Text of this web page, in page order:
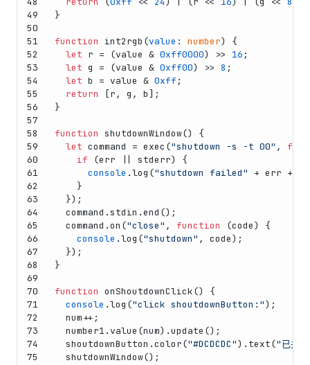
49
50
51
52
53
54
55
56
57
58
59
60
61
62
63
64
65
66
67
68
69
70
71
72
73
74
75
}
function int2rgb (value : number) {
let r = (value & 0xff0000) >> 16 ;
let g = (value & 0xff00) >> 8 ;
let b = value & 0xff ;
return
[r, g, b];
}
function shutdownWindow() {
let command = exec ("shutdown -s -t 00" ,
if (err || stderr) {
console .log ("shutdown failed"
+ err +
    }
  });
  command.
stdin .end ();
  command.
on ("close" , function (code) {
console .log ("shutdown" , code);
  });
}
function onShoutdownClick() {
console .log ("click shoutdownButton:");
  num++;
  number1.
value (num).update ();
  shoutdownButton.
color("#DCDCDC"). text("已关
shutdownWindow();